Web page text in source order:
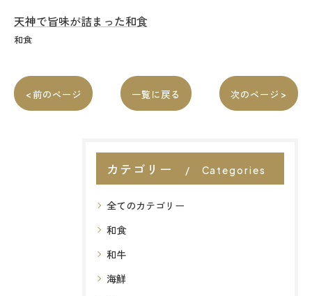
天神で旨味が詰まった和食
和食
< 前のページ 一覧に戻る 次のページ >
カテゴリー Categories
全てのカテゴリー
和食
和牛
海鮮